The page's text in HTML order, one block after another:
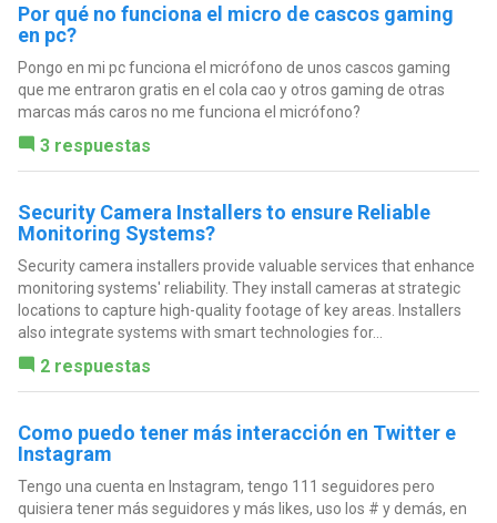
Por qué no funciona el micro de cascos gaming
en pc?
Pongo en mi pc funciona el micrófono de unos cascos gaming
que me entraron gratis en el cola cao y otros gaming de otras
marcas más caros no me funciona el micrófono?
3 respuestas
Security Camera Installers to ensure Reliable
Monitoring Systems?
Security camera installers provide valuable services that enhance
monitoring systems' reliability. They install cameras at strategic
locations to capture high-quality footage of key areas. Installers
also integrate systems with smart technologies for...
2 respuestas
Como puedo tener más interacción en Twitter e
Instagram
Tengo una cuenta en Instagram, tengo 111 seguidores pero
quisiera tener más seguidores y más likes, uso los # y demás, en